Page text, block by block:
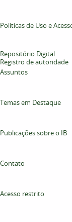
Políticas de Uso e
Repositório Digital
Registro de autoridade
Assuntos
Temas em Destaque
Publicações sobre o IB
Contato
Acesso restrito